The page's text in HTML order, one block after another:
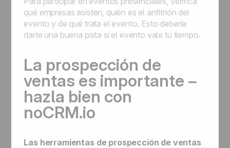
qué empresas asisten, quién es el anfitrión del
evento y de qué trata el evento. Esto debería
darte una buena pista si el evento vale tu tiempo.
La prospección de
ventas es importante –
hazla bien con
noCRM.io
Las herramientas de prospección de ventas